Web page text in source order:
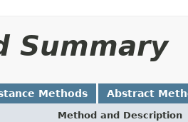
Summary
Methods Abstract
Method and Description